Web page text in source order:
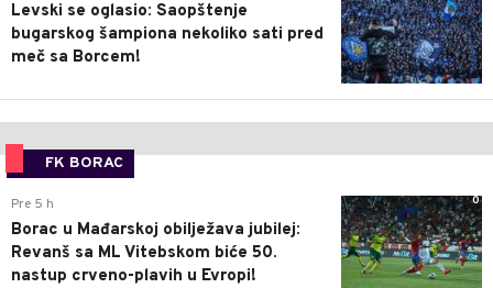
Levski se oglasio: Saopštenje
bugarskog šampiona nekoliko sati pred
meč sa Borcem!
FK BORAC
0
Pre 5 h
Borac u Mađarskoj obilježava jubilej:
Revanš sa ML Vitebskom biće 50.
nastup crveno-plavih u Evropi!